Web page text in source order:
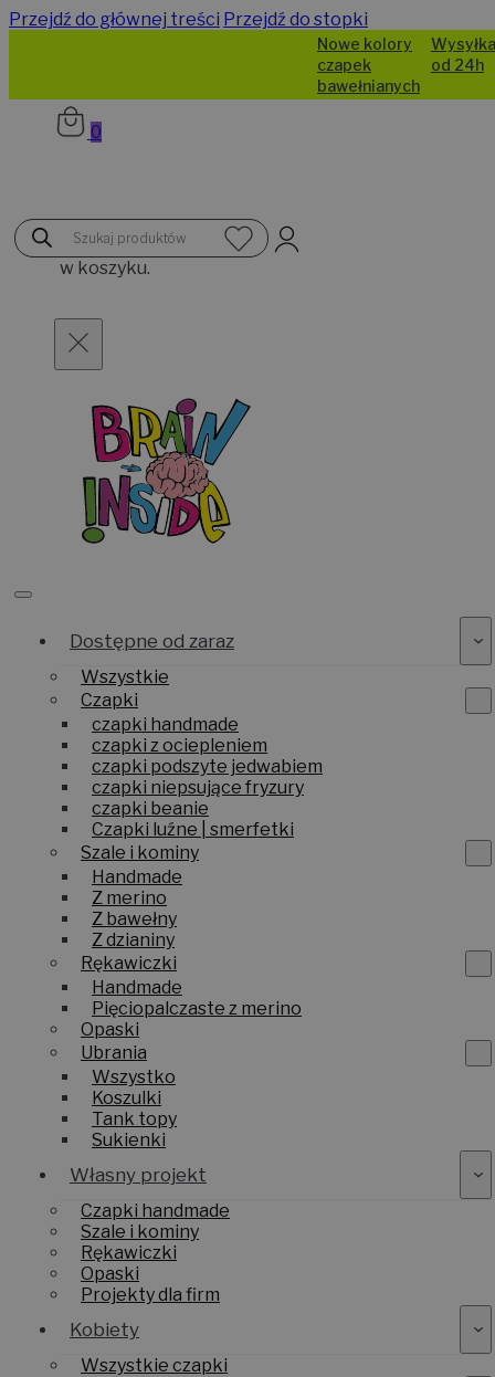
Przejdź do głównej treści Przejdź do stopki
Nowe kolory
czapek
bawełnianych
Wysyłka
od 24h
Wyszukiwarka
produktów
0
Brak
produktów
w koszyku.
Dostępne od zaraz
Wszystkie
Czapki
czapki handmade
czapki z ociepleniem
czapki podszyte jedwabiem
czapki niepsujące fryzury
czapki beanie
Czapki luźne | smerfetki
Szale i kominy
Handmade
Z merino
Z bawełny
Z dzianiny
Rękawiczki
Handmade
Pięciopalczaste z merino
Opaski
Ubrania
Wszystko
Koszulki
Tank topy
Sukienki
Własny projekt
Czapki handmade
Szale i kominy
Rękawiczki
Opaski
Projekty dla firm
Kobiety
Wszystkie czapki